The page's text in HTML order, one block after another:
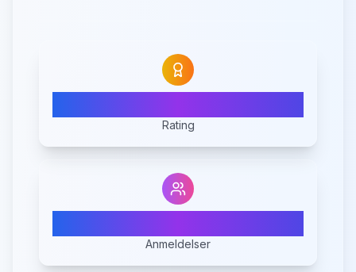
Rating
Anmeldelser